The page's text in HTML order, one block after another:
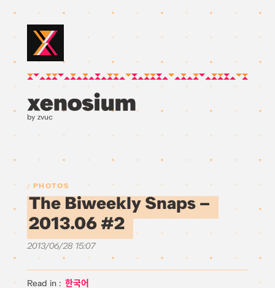
by zvuc
PHOTOS
The Biweekly Snaps –
2013.06 #2
2013/06/28 15:07
한국어